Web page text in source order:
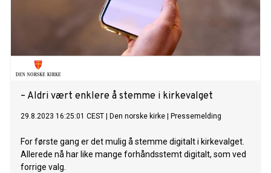
– Aldri vært enklere å stemme i kirkevalget
29.8.2023 16:25:01 CEST Den norske kirke Pressemelding
For første gang er det mulig å stemme digitalt i kirkevalget.
Allerede nå har like mange forhåndsstemt digitalt, som ved
forrige valg.